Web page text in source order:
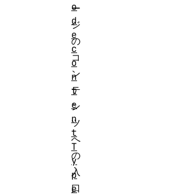
ー
ジ
の
コ
ン
テ
ン
ツ
へ
の
入
口
o
d
e
c
o
n
t
e
n
t
T
y
p
e